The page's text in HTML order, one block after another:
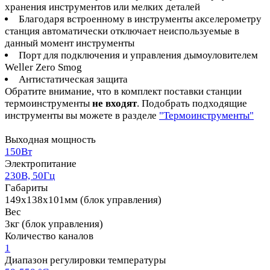
хранения инструментов или мелких деталей
Благодаря встроенному в инструменты акселерометру
станция автоматически отключает неиспользуемые в
данный момент инструменты
Порт для подключения и управления дымоуловителем
Weller Zero Smog
Антистатическая защита
Обратите внимание, что в комплект поставки станции
термоинструменты не входят. Подобрать подходящие
инструменты вы можете в разделе "Термоинструменты"
Выходная мощность
150Вт
Электропитание
230В, 50Гц
Габариты
149х138х101мм (блок управления)
Вес
3кг (блок управления)
Количество каналов
1
Диапазон регулировки температуры